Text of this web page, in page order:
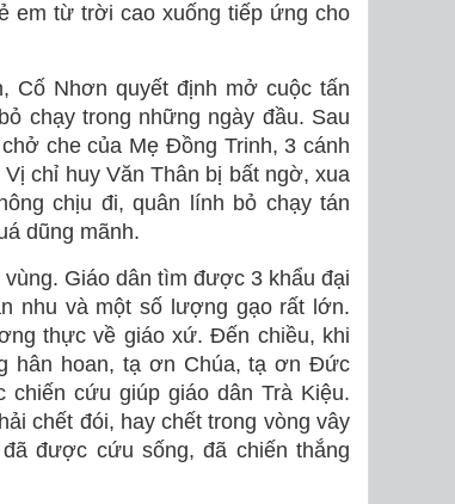
em từ trời cao xuống tiếp ứng cho
Cố Nhơn quyết định mở cuộc tấn
chạy trong những ngày đầu. Sau
che của Mẹ Ðồng Trinh, 3 cánh
chỉ huy Văn Thân bị bất ngờ, xua
chịu đi, quân lính bỏ chạy tán
dũng mãnh.
Giáo dân tìm được 3 khẩu đại
nhu và một số lượng gạo rất lớn.
thực về giáo xứ. Ðến chiều, khi
hân hoan, tạ ơn Chúa, tạ ơn Ðức
cứu giúp giáo dân Trà Kiệu.
chết đói, hay chết trong vòng vây
được cứu sống, đã chiến thắng